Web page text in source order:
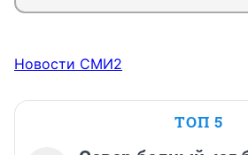
Новости СМИ2
ТОП 5